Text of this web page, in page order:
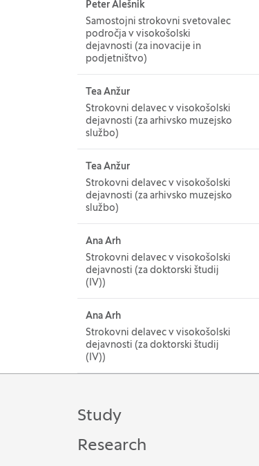
Name and surname
Peter Alešnik
Samostojni strokovni svetovalec
področja v visokošolski
dejavnosti (za inovacije in
podjetništvo)
Name and surname
Tea Anžur
Strokovni delavec v visokošolski
dejavnosti (za arhivsko muzejsko
službo)
Name and surname
Tea Anžur
Strokovni delavec v visokošolski
dejavnosti (za arhivsko muzejsko
službo)
Name and surname
Ana Arh
Strokovni delavec v visokošolski
dejavnosti (za doktorski študij
(IV))
Name and surname
Ana Arh
Strokovni delavec v visokošolski
dejavnosti (za doktorski študij
(IV))
Study
Research